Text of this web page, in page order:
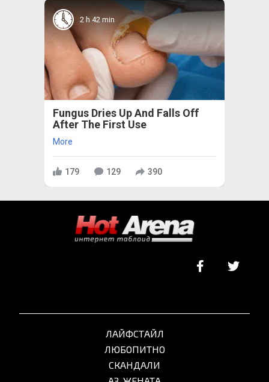
2 h 42 min
Fungus Dries Up And Falls Off
After The First Use
More
179 129 390
ЛАЙФСТАЙЛ
ЛЮБОПИТНО
СКАНДАЛИ